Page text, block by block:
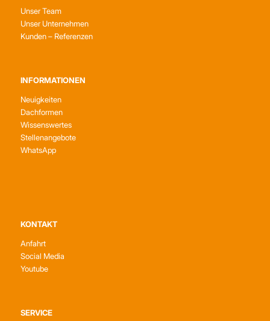
Unser Team
Unser Unternehmen
Kunden – Referenzen
INFORMATIONEN
Neuigkeiten
Dachformen
Wissenswertes
Stellenangebote
WhatsApp
KONTAKT
Anfahrt
Social Media
Youtube
SERVICE